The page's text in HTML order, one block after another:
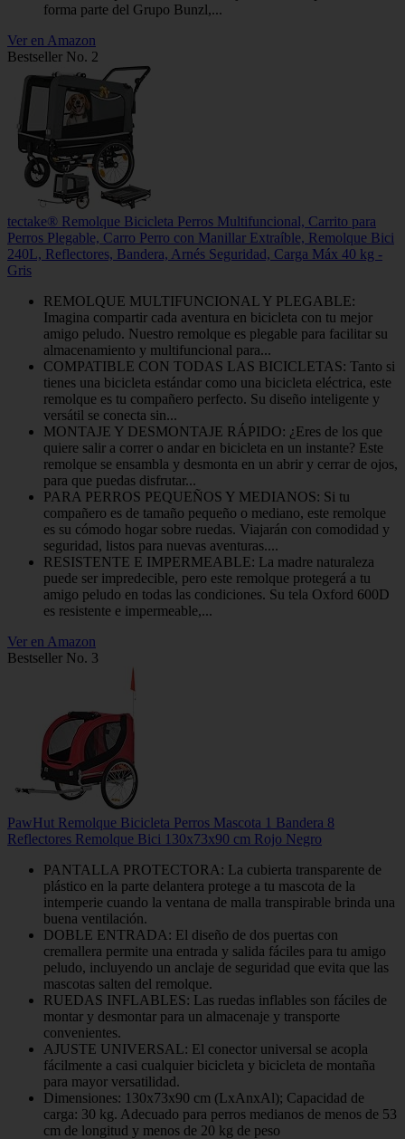
forma parte del Grupo Bunzl,...
Ver en Amazon
Bestseller No. 2
tectake® Remolque Bicicleta Perros Multifuncional, Carrito para
Perros Plegable, Carro Perro con Manillar Extraíble, Remolque Bici
240L, Reflectores, Bandera, Arnés Seguridad, Carga Máx 40 kg -
Gris
REMOLQUE MULTIFUNCIONAL Y PLEGABLE:
Imagina compartir cada aventura en bicicleta con tu mejor
amigo peludo. Nuestro remolque es plegable para facilitar su
almacenamiento y multifuncional para...
COMPATIBLE CON TODAS LAS BICICLETAS: Tanto si
tienes una bicicleta estándar como una bicicleta eléctrica, este
remolque es tu compañero perfecto. Su diseño inteligente y
versátil se conecta sin...
MONTAJE Y DESMONTAJE RÁPIDO: ¿Eres de los que
quiere salir a correr o andar en bicicleta en un instante? Este
remolque se ensambla y desmonta en un abrir y cerrar de ojos,
para que puedas disfrutar...
PARA PERROS PEQUEÑOS Y MEDIANOS: Si tu
compañero es de tamaño pequeño o mediano, este remolque
es su cómodo hogar sobre ruedas. Viajarán con comodidad y
seguridad, listos para nuevas aventuras....
RESISTENTE E IMPERMEABLE: La madre naturaleza
puede ser impredecible, pero este remolque protegerá a tu
amigo peludo en todas las condiciones. Su tela Oxford 600D
es resistente e impermeable,...
Ver en Amazon
Bestseller No. 3
PawHut Remolque Bicicleta Perros Mascota 1 Bandera 8
Reflectores Remolque Bici 130x73x90 cm Rojo Negro
PANTALLA PROTECTORA: La cubierta transparente de
plástico en la parte delantera protege a tu mascota de la
intemperie cuando la ventana de malla transpirable brinda una
buena ventilación.
DOBLE ENTRADA: El diseño de dos puertas con
cremallera permite una entrada y salida fáciles para tu amigo
peludo, incluyendo un anclaje de seguridad que evita que las
mascotas salten del remolque.
RUEDAS INFLABLES: Las ruedas inflables son fáciles de
montar y desmontar para un almacenaje y transporte
convenientes.
AJUSTE UNIVERSAL: El conector universal se acopla
fácilmente a casi cualquier bicicleta y bicicleta de montaña
para mayor versatilidad.
Dimensiones: 130x73x90 cm (LxAnxAl); Capacidad de
carga: 30 kg. Adecuado para perros medianos de menos de 53
cm de longitud y menos de 20 kg de peso